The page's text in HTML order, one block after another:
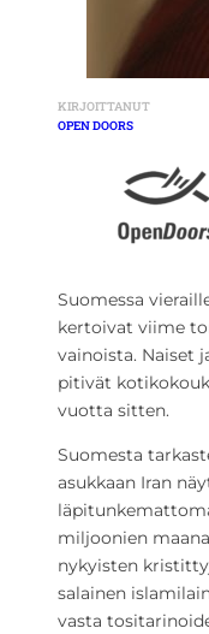
KIRJOITTANUT
OPEN DOORS
Suomessa
kertoivat viime
vainoista. Naiset
pitivät
vuotta sitten.
Suomesta
asukkaan Iran
miljoonien
nykyisten
salainen
vasta